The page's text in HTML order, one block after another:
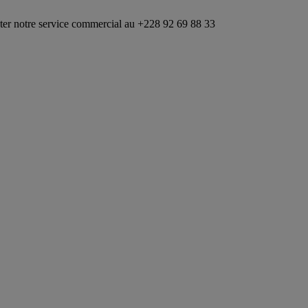
commercial au +228 92 69 88 33